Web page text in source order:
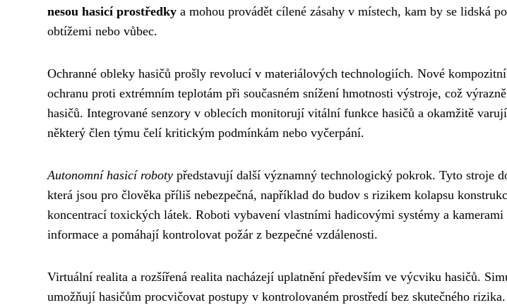
nesou hasicí prostředky a mohou provádět cílené zásahy v místech, kam by se lidská
obtížemi nebo vůbec.
Ochranné obleky hasičů prošly revolucí v materiálových technologiích. Nové
ochranu proti extrémním teplotám při současném snížení hmotnosti výstroje, což
hasičů. Integrované senzory v oblecích monitorují vitální funkce hasičů a okamžitě
některý člen týmu čelí kritickým podmínkám nebo vyčerpání.
Autonomní hasicí roboty představují další významný technologický pokrok. Tyto stroje
která jsou pro člověka příliš nebezpečná, například do budov s rizikem kolapsu
koncentrací toxických látek. Roboti vybavení vlastními hadicovými systémy a kamerami
informace a pomáhají kontrolovat požár z bezpečné vzdálenosti.
Virtuální realita a rozšířená realita nacházejí uplatnění především ve výcviku hasičů.
umožňují hasičům procvičovat postupy v kontrolovaném prostředí bez skutečného